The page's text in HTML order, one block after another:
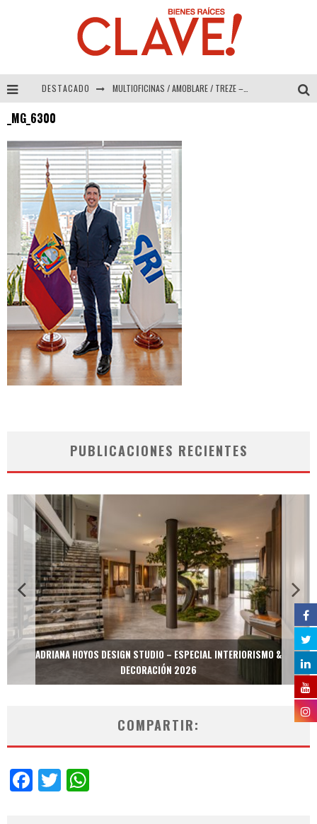
DESTACADO MULTIOFICINAS / AMOBLARE / TREZE – Especial Interiorismo & Decoración 2026
_MG_6300
PUBLICACIONES RECIENTES
ADRIANA HOYOS DESIGN STUDIO – ESPECIAL INTERIORISMO &
DECORACIÓN 2026
COMPARTIR:
Facebook
Twitter